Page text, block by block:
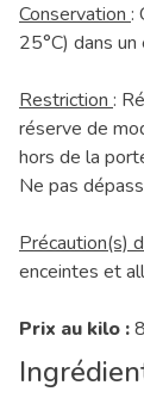
Conservation:
25°C) dans
Restriction:
réserve de
hors de la
Ne pas
Précaution(s)
enceintes et
Prix au kilo :